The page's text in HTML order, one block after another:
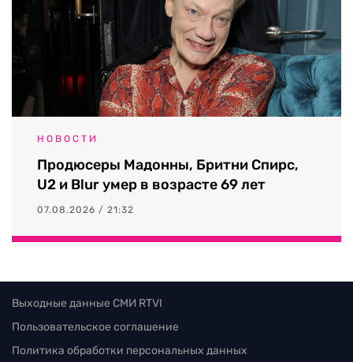
НОВОСТИ
Продюсеры Мадонны, Бритни Спирс,
U2 и Blur умер в возрасте 69 лет
07.08.2026 / 21:32
Выходные данные СМИ RTVI
Пользовательское соглашение
Политика обработки персональных данных